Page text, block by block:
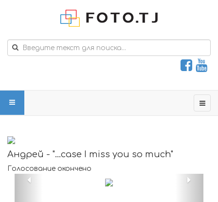
Андрей - "...case I miss you so much"
Голосование окончено